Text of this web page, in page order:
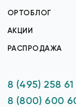
ОРТОБЛОГ
АКЦИИ
РАСПРОДАЖА
8 (495) 258 61
8 (800) 600